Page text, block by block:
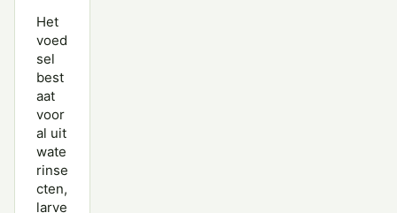
Het
voed
sel
best
aat
voor
al uit
wate
rinse
cten,
larve